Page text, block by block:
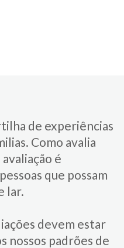
de experiências
Como avalia
é
que possam
lar.
devem estar
nossos padrões de